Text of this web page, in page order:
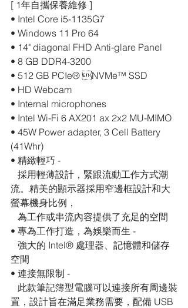
[ 1年自攜保養維修 ]
• Intel Core i5-1135G7
• Windows 11 Pro 64
• 14" diagonal FHD Anti-glare Panel
• 8 GB DDR4-3200
• 512 GB PCIe® NVMe™ SSD
• HD Webcam
• Internal microphones
• Intel Wi-Fi 6 AX201 ax 2x2 MU-MIMO
• 45W Power adapter, 3 Cell Battery
(41Whr)
• 精緻輕巧 -
流。精美的顯示器採用窄邊框設計和大
螢幕機身比例，
   為工作或串流內容提供了充足的空間
• 專為工作打造，為娛樂而生 -
空間
• 連接無限制 -
置，設計旨在滿足業務需要，配備 USB